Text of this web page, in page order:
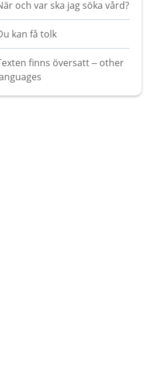
och var ska jag söka vård?
kan få tolk
finns översatt – other